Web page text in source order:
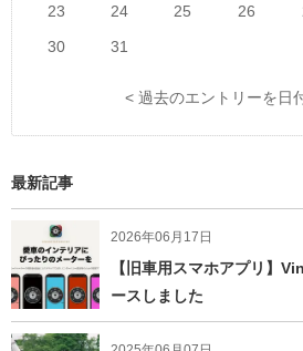
23
24 25 26
30
31
< 過去のエントリーを日
最新記事
2026年06月17日
【旧車用スマホアプリ】
ースしました